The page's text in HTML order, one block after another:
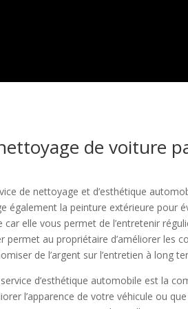
de voiture
de nettoyage et d’esthétique
également la peinture extérieure pour
car elle vous permet de l’entretenir
permet au propriétaire d’améliorer les
de l’argent sur l’entretien à long
d’esthétique automobile est la
l’apparence de votre véhicule ou